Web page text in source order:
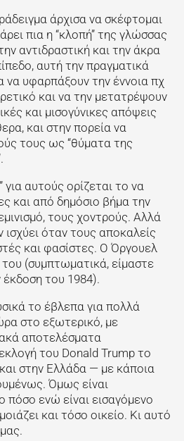
άρχισα να σκέφτομαι
πια η “κλοπή” της γλώσσας
αντιδραστική και την άκρα
αυτή την πραγματικά
υφαρπάξουν την έννοια πχ
και να την μετατρέψουν
και μισογύνικες απόψεις
και στην πορεία να
τους ως “θύματα της
για αυτούς ορίζεται το να
και από δημόσιο βήμα την
τους χοντρούς. Αλλά
ισχύει όταν τους αποκαλείς
και φασίστες. Ο Όργουελ
(συμπτωματικά, είμαστε
του 1984).
το έβλεπα για πολλά
στο εξωτερικό, με
αποτελέσματα
του Donald Trump το
στην Ελλάδα — με κάποια
Όμως είναι
πόσο ενώ είναι εισαγόμενο
και τόσο οικείο. Κι αυτό